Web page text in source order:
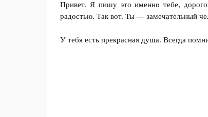
Привет. Я пишу это именно тебе,
радостью. Так вот. Ты — замечательный
У тебя есть прекрасная душа. Всегда